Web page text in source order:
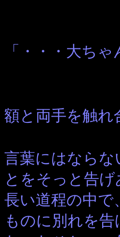
「・・・大ちゃ
額と両手を触れ
言葉にはなら
とをそっと告げ
長い道程の中で
ものに別れを